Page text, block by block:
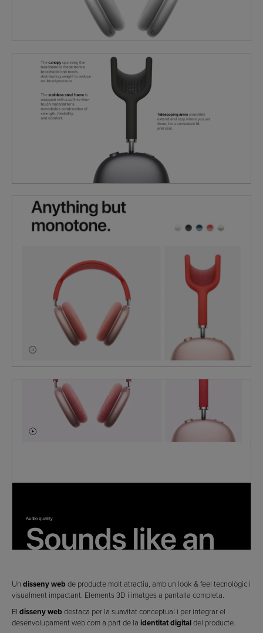
Un disseny web de producte molt atractiu, amb un look & feel tecnològic i
visualment impactant. Elements 3D i imatges a pantalla completa.
El disseny web destaca per la suavitat conceptual i per integrar el
desenvolupament web com a part de la identitat digitaldel producte.